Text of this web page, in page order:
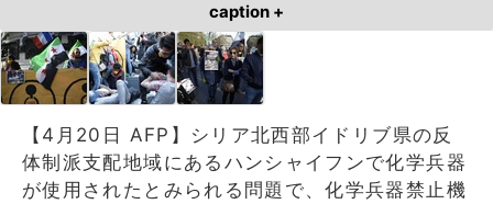
caption +
【4月20日 AFP】シリア北西部イドリブ県の反
体制派支配地域にあるハンシャイフンで化学兵器
が使用されたとみられる問題で、化学兵器禁止機